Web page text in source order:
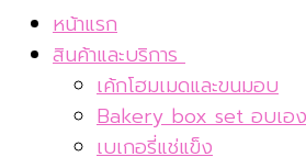
หน้าแรก
สินค้าและบริการ
เค้กโฮมเมดและขนมอบ
Bakery box set อบเอ
เบเกอรี่แช่แข็ง